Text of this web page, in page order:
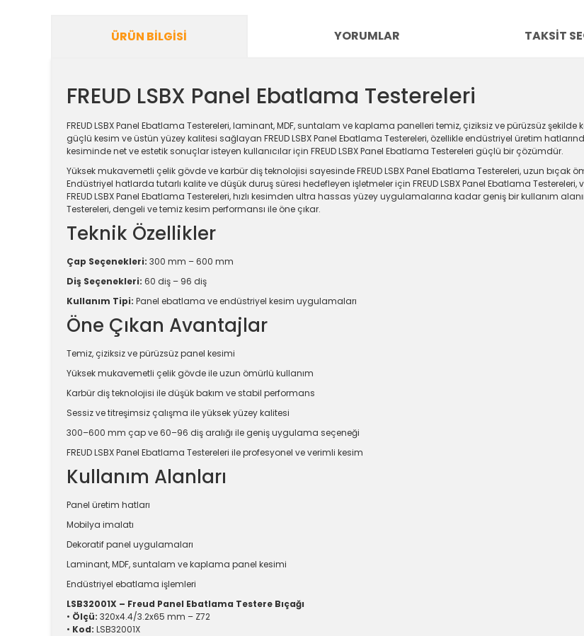
ÜRÜN BILGISI YORUMLAR TAKSIT
FREUD LSBX Panel Ebatlama Testereleri
FREUD LSBX Panel Ebatlama Testereleri, laminant, MDF, suntalam ve kaplama panelleri temiz, çiziksiz ve pürüzsüz
güçlü kesim ve üstün yüzey kalitesi sağlayan FREUD LSBX Panel Ebatlama Testereleri, özellikle endüstriyel üretim
kesiminde net ve estetik sonuçlar isteyen kullanıcılar için FREUD LSBX Panel Ebatlama Testereleri güçlü bir çözümdür.
Yüksek mukavemetli çelik gövde ve karbür diş teknolojisi sayesinde FREUD LSBX Panel Ebatlama Testereleri, uzun bıçak
Endüstriyel hatlarda tutarlı kalite ve düşük duruş süresi hedefleyen işletmeler için FREUD LSBX Panel Ebatlama Testereleri,
FREUD LSBX Panel Ebatlama Testereleri, hızlı kesimden ultra hassas yüzey uygulamalarına kadar geniş bir kullanım
Testereleri, dengeli ve temiz kesim performansı ile öne çıkar.
Teknik Özellikler
Çap Seçenekleri: 300 mm – 600 mm
Diş Seçenekleri: 60 diş – 96 diş
Kullanım Tipi: Panel ebatlama ve endüstriyel kesim uygulamaları
Öne Çıkan Avantajlar
Temiz, çiziksiz ve pürüzsüz panel kesimi
Yüksek mukavemetli çelik gövde ile uzun ömürlü kullanım
Karbür diş teknolojisi ile düşük bakım ve stabil performans
Sessiz ve titreşimsiz çalışma ile yüksek yüzey kalitesi
300–600 mm çap ve 60–96 diş aralığı ile geniş uygulama seçeneği
FREUD LSBX Panel Ebatlama Testereleri ile profesyonel ve verimli kesim
Kullanım Alanları
Panel üretim hatları
Mobilya imalatı
Dekoratif panel uygulamaları
Laminant, MDF, suntalam ve kaplama panel kesimi
Endüstriyel ebatlama işlemleri
LSB32001X – Freud Panel Ebatlama Testere Bıçağı
• Ölçü: 320x4.4/3.2x65 mm – Z72
• Kod: LSB32001X